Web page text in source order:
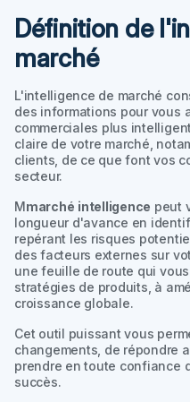
Définition de
marché
L'intelligence de marché
des informations pour vous
commerciales plus
claire de votre marché,
clients, de ce que font vos
secteur.
Mmarché intelligence peut
longueur d'avance en
repérant les risques
des facteurs externes sur
une feuille de route qui
stratégies de produits, à
croissance globale.
Cet outil puissant vous
changements, de répondre
prendre en toute confiance
succès.